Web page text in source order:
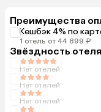
Преимущества
Кешбэк 4% по
1 отель от 44 899 ₽
Звёздность отеля
Нет отелей
Нет отелей
Нет отелей